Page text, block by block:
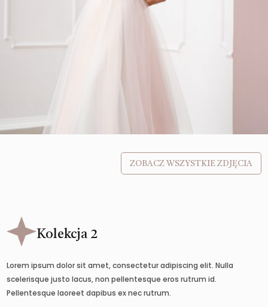
ZOBACZ WSZYSTKIE ZDJĘCIA
Kolekcja 2
Lorem ipsum dolor sit amet, consectetur adipiscing elit. Nulla
scelerisque justo lacus, non pellentesque eros rutrum id.
Pellentesque laoreet dapibus ex nec rutrum.